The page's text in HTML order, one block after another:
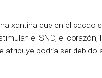
xantina que en el cacao
el SNC, el corazón,
atribuye podría ser debido